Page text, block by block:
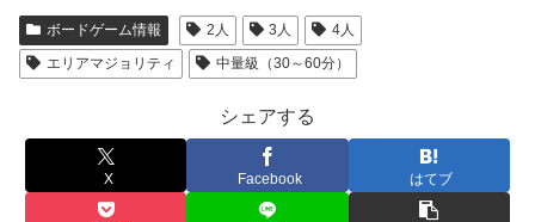
ボードゲーム情報 2人 3人
4人
エリアマジョリティ
中量級（30～60分）
シェアする
X Facebook はてブ